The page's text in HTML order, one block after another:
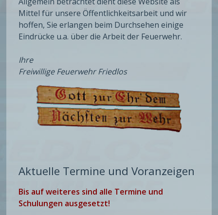
Mittel für unsere Öffentlichkeitsarbeit und wir
hoffen, Sie erlangen beim Durchsehen einige
Eindrücke u.a. über die Arbeit der Feuerwehr.
Ihre
Freiwillige Feuerwehr Friedlos
Aktuelle Termine und Voranzeigen
Bis auf weiteres sind alle Termine und
Schulungen ausgesetzt!